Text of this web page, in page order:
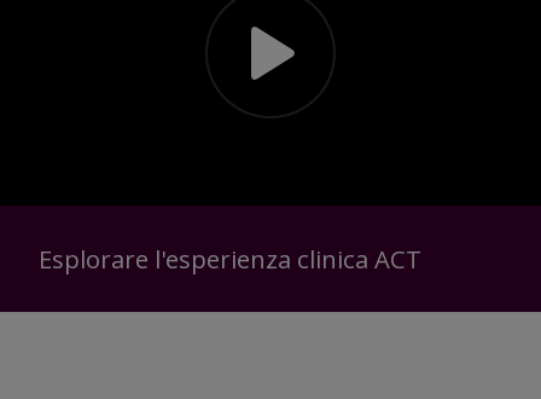
Esplorare l'esperienza clinica ACT